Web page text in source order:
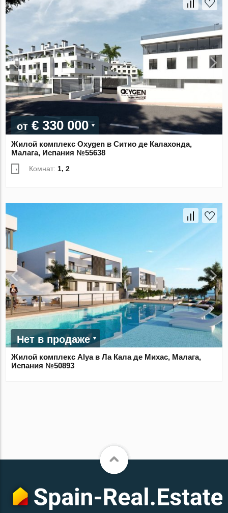
от € 330 000
Жилой комплекс Oxygen в Ситио де Калахонда,
Малага, Испания №55638
Комнат: 1, 2
Нет в продаже
Жилой комплекс Alya в Ла Кала де Михас, Малага,
Испания №50893